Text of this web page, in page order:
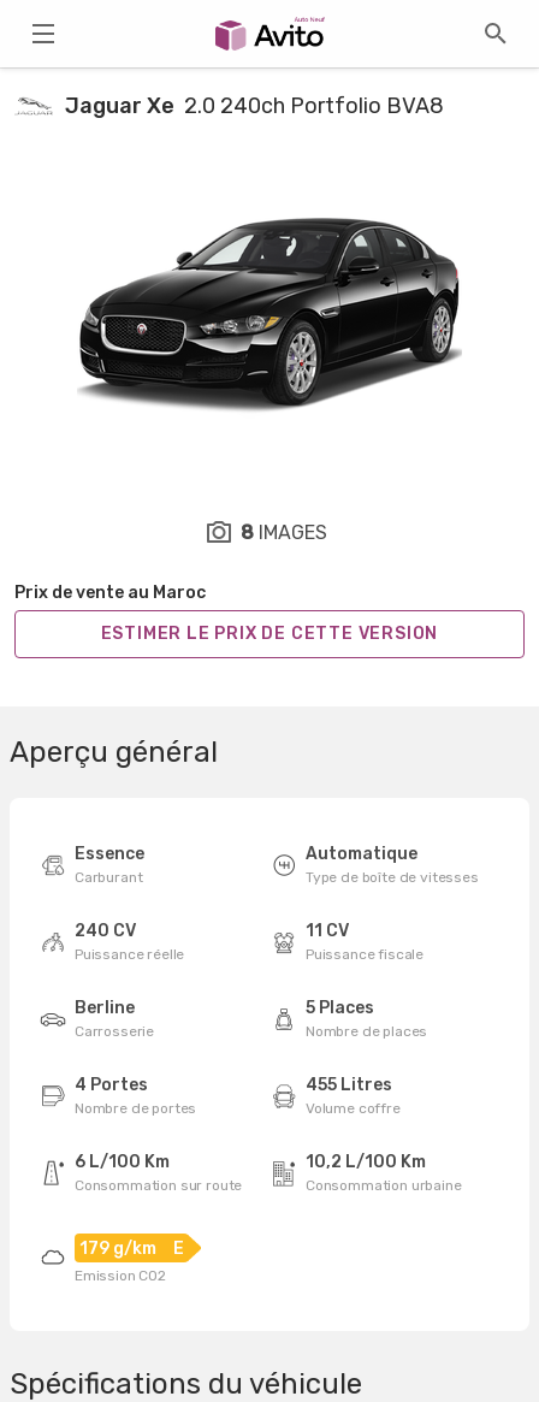
Jaguar Xe 2.0 240ch Portfolio BVA8
Prix de vente au Maroc
ESTIMER LE PRIX DE CETTE VERSION
8 IMAGES
Aperçu général
Essence
Carburant
Automatique
Type de boîte de vitesses
240 CV
Puissance réelle
11 CV
Puissance fiscale
Berline
Carrosserie
5 Places
Nombre de places
4 Portes
Nombre de portes
455 Litres
Volume coffre
6 L/100 Km
Consommation sur route
10,2 L/100 Km
Consommation urbaine
179 g/km E
Emission CO2
Spécifications du véhicule